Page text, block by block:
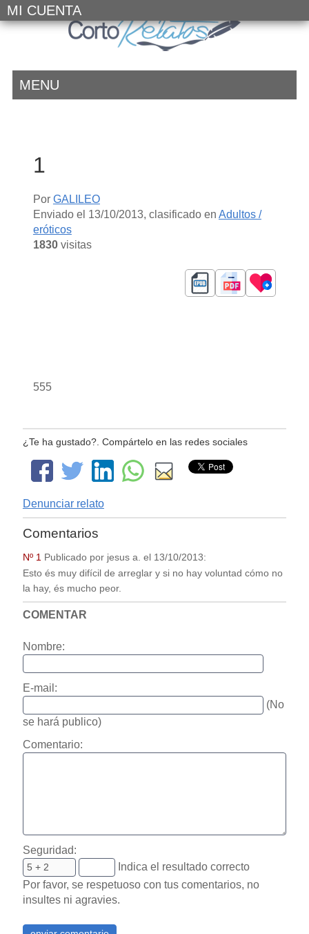
MI CUENTA
MENU
1
Por GALILEO
Enviado el 13/10/2013, clasificado en Adultos /
eróticos
1830visitas
555
¿Te ha gustado?. Compártelo en las redes sociales
Denunciar relato
Comentarios
Nº 1 Publicado por jesus a. el 13/10/2013:
Esto és muy difícil de arreglar y si no hay voluntad cómo no
la hay, és mucho peor.
COMENTAR
Nombre:
E-mail:
(No
se hará publico)
Comentario:
Seguridad:
Indica el resultado correcto
Por favor, se respetuoso con tus comentarios, no
insultes ni agravies.